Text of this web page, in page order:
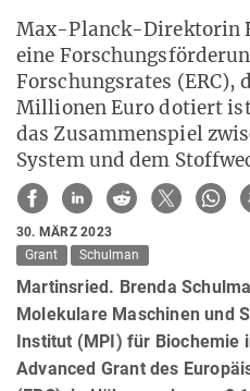
Max-Planck-Direktorin
eine
Forschungsrates (ERC),
Millionen Euro dotiert
das Zusammenspiel
System und dem
30. MÄRZ 2023
Grant
Schulman
Martinsried. Brenda
Molekulare Maschinen und
Institut (MPI) für Biochemie
Advanced Grant des